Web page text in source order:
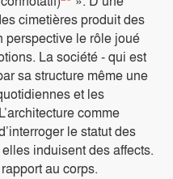
cimetières produit des
perspective le rôle joué
La société - qui est
sa structure même une
et les
comme
le statut des
induisent des affects.
au corps.